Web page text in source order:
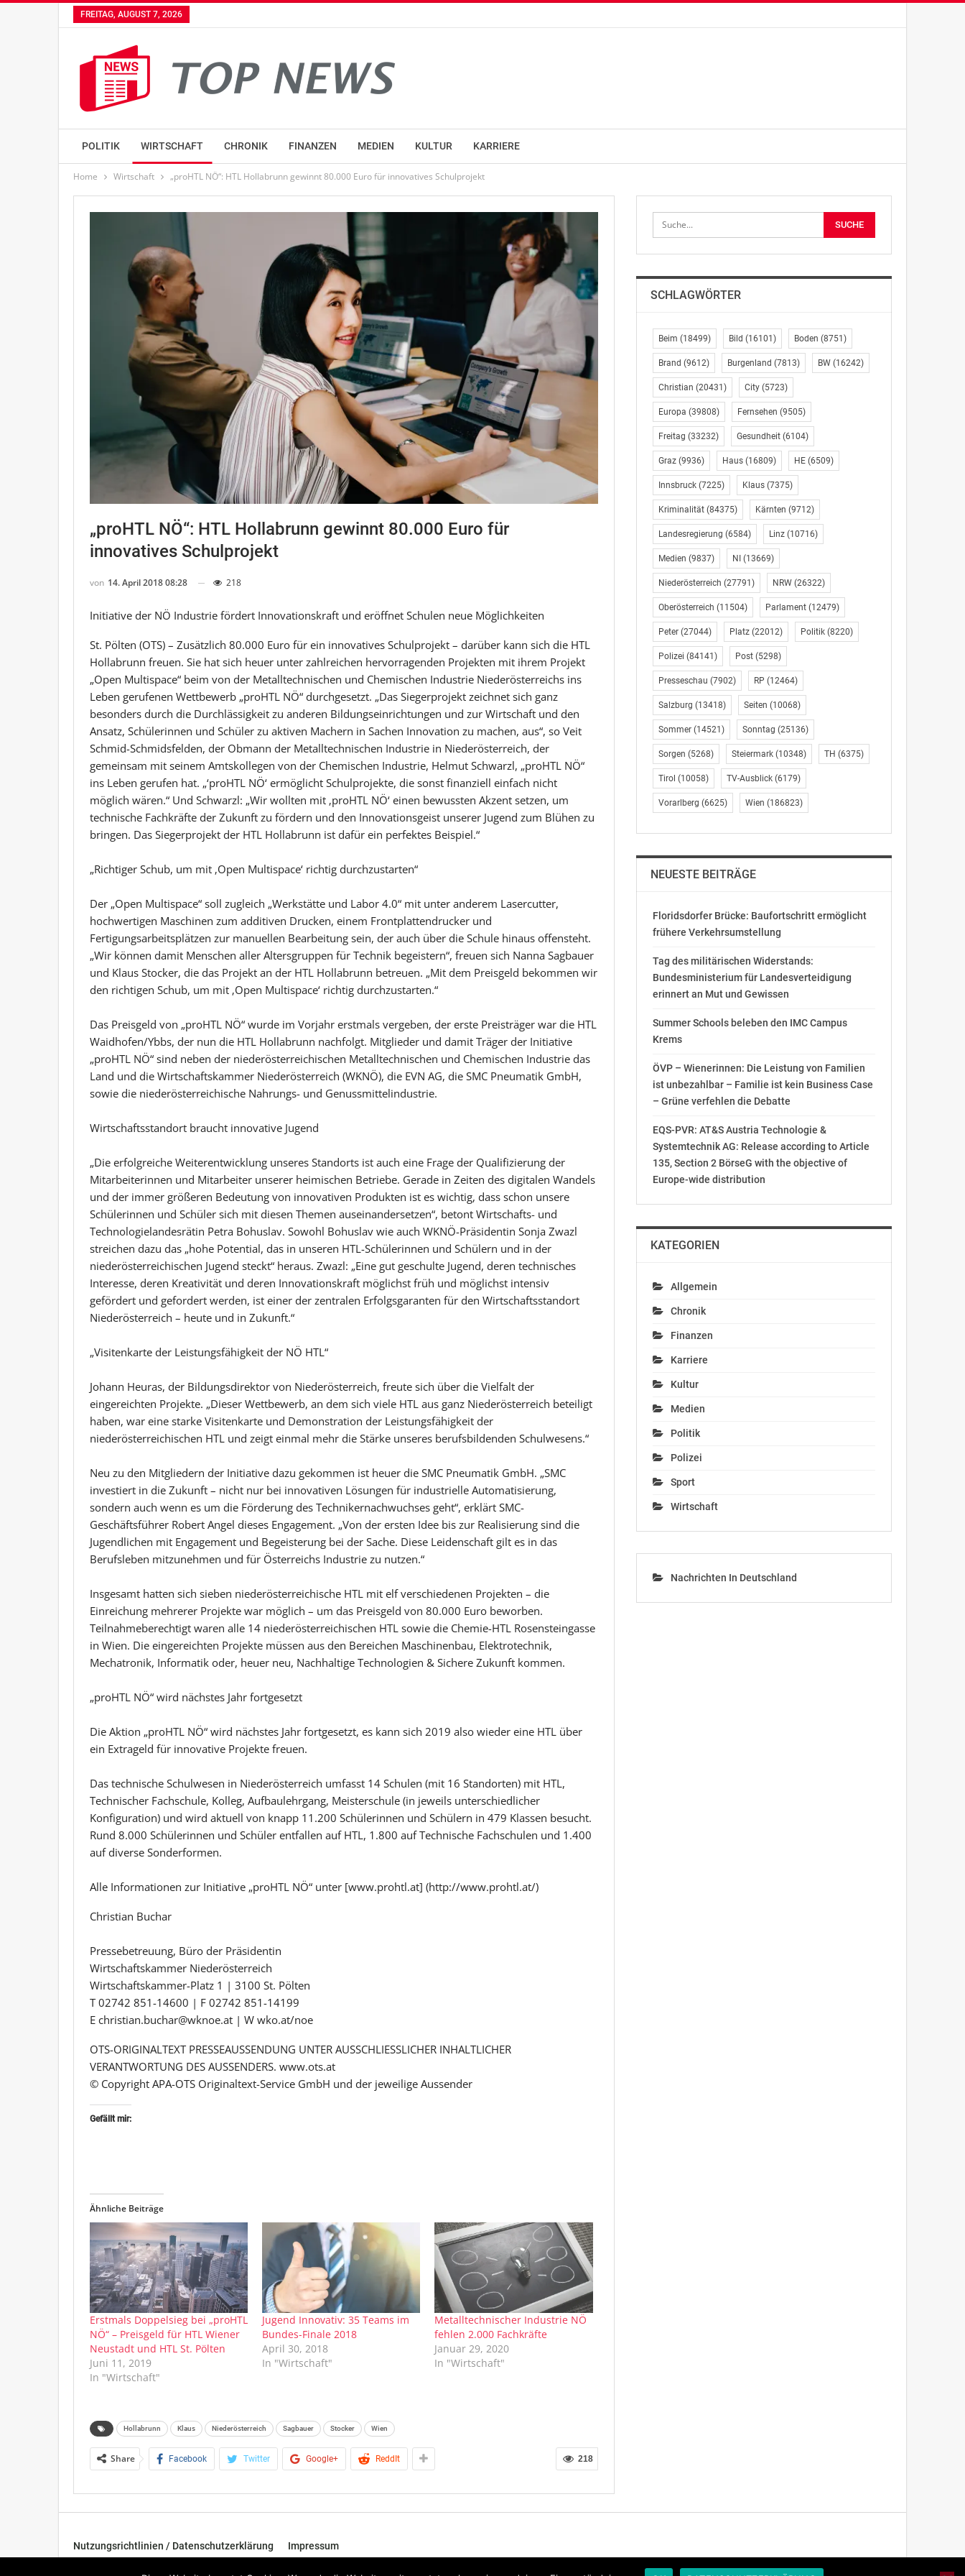
FREITAG, AUGUST 7, 2026
POLITIK WIRTSCHAFT CHRONIK FINANZEN MEDIEN KULTUR KARRIERE
Home Wirtschaft „proHTL NÖ“: HTL Hollabrunn gewinnt 80.000 Euro für innovatives Schulprojekt
„proHTL NÖ“: HTL Hollabrunn gewinnt 80.000 Euro für
innovatives Schulprojekt
von 14. April 2018 08:28 218
Initiative der NÖ Industrie fördert Innovationskraft und eröffnet Schulen neue Möglichkeiten
St. Pölten (OTS) – Zusätzlich 80.000 Euro für ein innovatives Schulprojekt – darüber kann sich die HTL
Hollabrunn freuen. Sie hat sich heuer unter zahlreichen hervorragenden Projekten mit ihrem Projekt
„Open Multispace“ beim von der Metalltechnischen und Chemischen Industrie Niederösterreichs ins
Leben gerufenen Wettbewerb „proHTL NÖ“ durchgesetzt. „Das Siegerprojekt zeichnet sich ganz
besonders durch die Durchlässigkeit zu anderen Bildungseinrichtungen und zur Wirtschaft und den
Ansatz, Schülerinnen und Schüler zu aktiven Machern in Sachen Innovation zu machen, aus“, so Veit
Schmid-Schmidsfelden, der Obmann der Metalltechnischen Industrie in Niederösterreich, der
gemeinsam mit seinem Amtskollegen von der Chemischen Industrie, Helmut Schwarzl, „proHTL NÖ“
ins Leben gerufen hat. „‘proHTL NÖ‘ ermöglicht Schulprojekte, die sonst finanziell einfach nicht
möglich wären.“ Und Schwarzl: „Wir wollten mit ‚proHTL NÖ‘ einen bewussten Akzent setzen, um
technische Fachkräfte der Zukunft zu fördern und den Innovationsgeist unserer Jugend zum Blühen zu
bringen. Das Siegerprojekt der HTL Hollabrunn ist dafür ein perfektes Beispiel.“
„Richtiger Schub, um mit ‚Open Multispace‘ richtig durchzustarten“
Der „Open Multispace“ soll zugleich „Werkstätte und Labor 4.0“ mit unter anderem Lasercutter,
hochwertigen Maschinen zum additiven Drucken, einem Frontplattendrucker und
Fertigungsarbeitsplätzen zur manuellen Bearbeitung sein, der auch über die Schule hinaus offensteht.
„Wir können damit Menschen aller Altersgruppen für Technik begeistern“, freuen sich Nanna Sagbauer
und Klaus Stocker, die das Projekt an der HTL Hollabrunn betreuen. „Mit dem Preisgeld bekommen wir
den richtigen Schub, um mit ‚Open Multispace‘ richtig durchzustarten.“
Das Preisgeld von „proHTL NÖ“ wurde im Vorjahr erstmals vergeben, der erste Preisträger war die HTL
Waidhofen/Ybbs, der nun die HTL Hollabrunn nachfolgt. Mitglieder und damit Träger der Initiative
„proHTL NÖ“ sind neben der niederösterreichischen Metalltechnischen und Chemischen Industrie das
Land und die Wirtschaftskammer Niederösterreich (WKNÖ), die EVN AG, die SMC Pneumatik GmbH,
sowie die niederösterreichische Nahrungs- und Genussmittelindustrie.
Wirtschaftsstandort braucht innovative Jugend
„Die erfolgreiche Weiterentwicklung unseres Standorts ist auch eine Frage der Qualifizierung der
Mitarbeiterinnen und Mitarbeiter unserer heimischen Betriebe. Gerade in Zeiten des digitalen Wandels
und der immer größeren Bedeutung von innovativen Produkten ist es wichtig, dass schon unsere
Schülerinnen und Schüler sich mit diesen Themen auseinandersetzen“, betont Wirtschafts- und
Technologielandesrätin Petra Bohuslav. Sowohl Bohuslav wie auch WKNÖ-Präsidentin Sonja Zwazl
streichen dazu das „hohe Potential, das in unseren HTL-Schülerinnen und Schülern und in der
niederösterreichischen Jugend steckt“ heraus. Zwazl: „Eine gut geschulte Jugend, deren technisches
Interesse, deren Kreativität und deren Innovationskraft möglichst früh und möglichst intensiv
gefördert und gefordert werden, ist einer der zentralen Erfolgsgaranten für den Wirtschaftsstandort
Niederösterreich – heute und in Zukunft.“
„Visitenkarte der Leistungsfähigkeit der NÖ HTL“
Johann Heuras, der Bildungsdirektor von Niederösterreich, freute sich über die Vielfalt der
eingereichten Projekte. „Dieser Wettbewerb, an dem sich viele HTL aus ganz Niederösterreich beteiligt
haben, war eine starke Visitenkarte und Demonstration der Leistungsfähigkeit der
niederösterreichischen HTL und zeigt einmal mehr die Stärke unseres berufsbildenden Schulwesens.“
Neu zu den Mitgliedern der Initiative dazu gekommen ist heuer die SMC Pneumatik GmbH. „SMC
investiert in die Zukunft – nicht nur bei innovativen Lösungen für industrielle Automatisierung,
sondern auch wenn es um die Förderung des Technikernachwuchses geht“, erklärt SMC-
Geschäftsführer Robert Angel dieses Engagement. „Von der ersten Idee bis zur Realisierung sind die
Jugendlichen mit Engagement und Begeisterung bei der Sache. Diese Leidenschaft gilt es in das
Berufsleben mitzunehmen und für Österreichs Industrie zu nutzen.“
Insgesamt hatten sich sieben niederösterreichische HTL mit elf verschiedenen Projekten – die
Einreichung mehrerer Projekte war möglich – um das Preisgeld von 80.000 Euro beworben.
Teilnahmeberechtigt waren alle 14 niederösterreichischen HTL sowie die Chemie-HTL Rosensteingasse
in Wien. Die eingereichten Projekte müssen aus den Bereichen Maschinenbau, Elektrotechnik,
Mechatronik, Informatik oder, heuer neu, Nachhaltige Technologien & Sichere Zukunft kommen.
„proHTL NÖ“ wird nächstes Jahr fortgesetzt
Die Aktion „proHTL NÖ“ wird nächstes Jahr fortgesetzt, es kann sich 2019 also wieder eine HTL über
ein Extrageld für innovative Projekte freuen.
Das technische Schulwesen in Niederösterreich umfasst 14 Schulen (mit 16 Standorten) mit HTL,
Technischer Fachschule, Kolleg, Aufbaulehrgang, Meisterschule (in jeweils unterschiedlicher
Konfiguration) und wird aktuell von knapp 11.200 Schülerinnen und Schülern in 479 Klassen besucht.
Rund 8.000 Schülerinnen und Schüler entfallen auf HTL, 1.800 auf Technische Fachschulen und 1.400
auf diverse Sonderformen.
Alle Informationen zur Initiative „proHTL NÖ“ unter [www.prohtl.at] (http://www.prohtl.at/)
Christian Buchar
Pressebetreuung, Büro der Präsidentin
Wirtschaftskammer Niederösterreich
Wirtschaftskammer-Platz 1 | 3100 St. Pölten
T 02742 851-14600 | F 02742 851-14199
E christian.buchar@wknoe.at | W wko.at/noe
OTS-ORIGINALTEXT PRESSEAUSSENDUNG UNTER AUSSCHLIESSLICHER INHALTLICHER
VERANTWORTUNG DES AUSSENDERS. www.ots.at
© Copyright APA-OTS Originaltext-Service GmbH und der jeweilige Aussender
Gefällt mir:
Ähnliche Beiträge
Erstmals Doppelsieg bei „proHTL
NÖ“ – Preisgeld für HTL Wiener
Neustadt und HTL St. Pölten
Juni 11, 2019
In "Wirtschaft"
Jugend Innovativ: 35 Teams im
Bundes-Finale 2018
April 30, 2018
In "Wirtschaft"
Metalltechnischer Industrie NÖ
fehlen 2.000 Fachkräfte
Januar 29, 2020
In "Wirtschaft"
Hollabrunn Klaus Niederösterreich Sagbauer Stocker Wien
218
Share Facebook Twitter Google+ ReddIt
SCHLAGWÖRTER
Beim (18499) Bild (16101) Boden (8751)
Brand (9612) Burgenland (7813) BW(16242)
Christian (20431) City(5723)
Europa (39808) Fernsehen (9505)
Freitag (33232) Gesundheit(6104)
Graz(9936) Haus(16809) HE(6509)
Innsbruck(7225) Klaus(7375)
Kriminalität(84375) Kärnten (9712)
Landesregierung (6584) Linz(10716)
Medien (9837) NI (13669)
Niederösterreich (27791) NRW(26322)
Oberösterreich (11504) Parlament(12479)
Peter(27044) Platz(22012) Politik(8220)
Polizei (84141) Post(5298)
Presseschau (7902) RP (12464)
Salzburg (13418) Seiten (10068)
Sommer(14521) Sonntag (25136)
Sorgen (5268) Steiermark(10348) TH (6375)
Tirol (10058) TV-Ausblick(6179)
Vorarlberg (6625) Wien (186823)
NEUESTE BEITRÄGE
Floridsdorfer Brücke: Baufortschritt ermöglicht
frühere Verkehrsumstellung
Tag des militärischen Widerstands:
Bundesministerium für Landesverteidigung
erinnert an Mut und Gewissen
Summer Schools beleben den IMC Campus
Krems
ÖVP – Wienerinnen: Die Leistung von Familien
ist unbezahlbar – Familie ist kein Business Case
– Grüne verfehlen die Debatte
EQS-PVR: AT&S Austria Technologie &
Systemtechnik AG: Release according to Article
135, Section 2 BörseG with the objective of
Europe-wide distribution
KATEGORIEN
Allgemein
Chronik
Finanzen
Karriere
Kultur
Medien
Politik
Polizei
Sport
Wirtschaft
Nachrichten In Deutschland
Nutzungsrichtlinien / Datenschutzerklärung Impressum